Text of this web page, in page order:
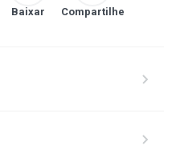
Baixar Compartilhe